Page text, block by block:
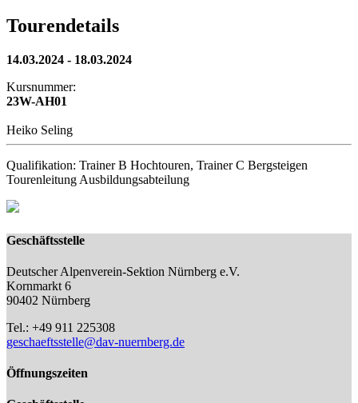
Tourendetails
14.03.2024 - 18.03.2024
Kursnummer:
23W-AH01
Heiko Seling
Qualifikation: Trainer B Hochtouren, Trainer C Bergsteigen
Tourenleitung Ausbildungsabteilung
Geschäftsstelle
Deutscher Alpenverein-Sektion Nürnberg e.V.
Kornmarkt 6
90402 Nürnberg
Tel.: +49 911 225308
geschaeftsstelle@dav-nuernberg.de
Öffnungszeiten